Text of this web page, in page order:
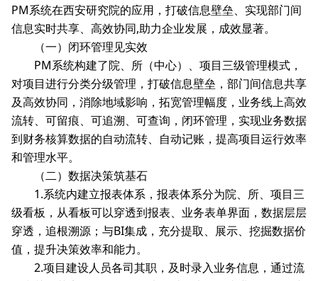
PM系统在西安研究院的应用，打破信息壁垒、实现部门间
信息实时共享、高效协同,助力企业发展，成效显著。
（一）闭环管理见实效
PM系统构建了院、所（中心）、项目三级管理模式，
对项目进行分类分级管理，打破信息壁垒，部门间信息共享
及高效协同，消除地域影响，拓宽管理幅度，业务线上高效
流转、可留痕、可追溯、可查询，闭环管理，实现业务数据
到财务核算数据的自动流转、自动记账，提高项目运行效率
和管理水平。
（二）数据决策筑基石
1.系统内建立报表体系，报表体系分为院、所、项目三
级看板，从看板可以穿透到报表、业务表单界面，数据层层
穿透，追根溯源；与BI集成，充分提取、展示、挖掘数据价
值，提升决策效率和能力。
2.项目建设人员各司其职，及时录入业务信息，通过流